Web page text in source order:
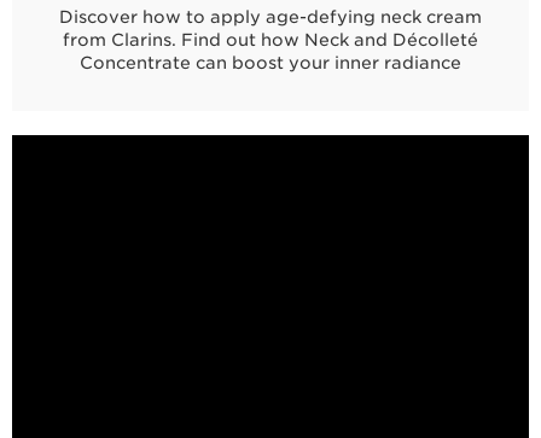
Discover how to apply age-defying neck cream
from Clarins. Find out how Neck and Décolleté
Concentrate can boost your inner radiance